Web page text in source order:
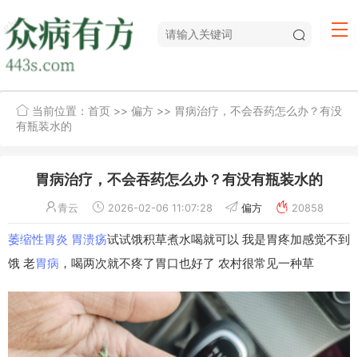
当前位置： 首页 >> 偏方 >> 胃病治疗，不会吞药怎么办？有没
有瓶装水的
胃病治疗，不会吞药怎么办？有没有瓶装水的
青云 2026-02-06 11:07:28 偏方 20858
萎缩性胃炎 胃溃疡试试饿积草煮水喝就可以 我是胃疼加感觉不到
饿 老胃病 ，喝两次就不疼了胃口也好了 农村很常见一种草